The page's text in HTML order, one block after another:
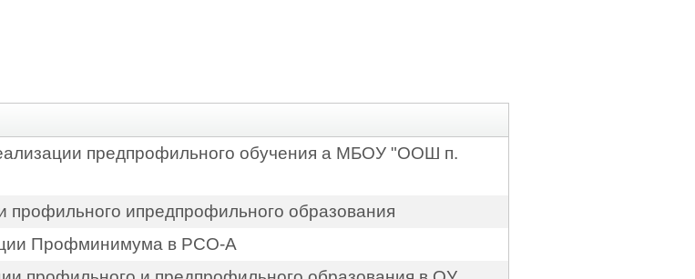
предпрофильного обучения а МБОУ "ООШ п.
ипредпрофильного образования
Профминимума в РСО-А